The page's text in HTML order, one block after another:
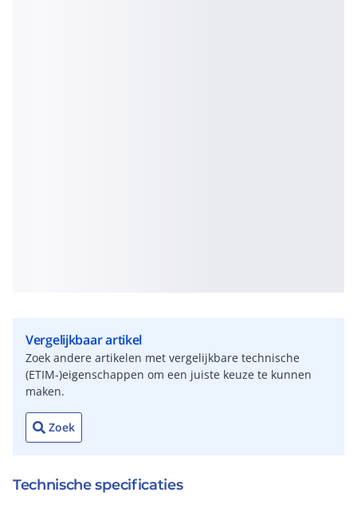
Vergelijkbaar artikel
Zoek andere artikelen met vergelijkbare technische
(ETIM-)eigenschappen om een juiste keuze te kunnen
maken.
Zoek
Technische specificaties